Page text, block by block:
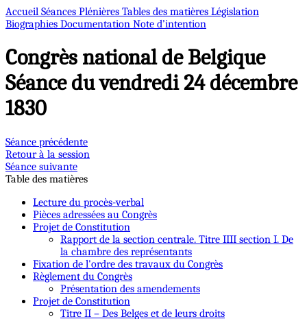
Accueil Séances Plénières Tables des matières Législation
Biographies Documentation Note d’intention
Congrès national de Belgique
Séance du vendredi 24 décembre
1830
Séance précédente
Retour à la session
Séance suivante
Table des matières
Lecture du procès-verbal
Pièces adressées au Congrès
Projet de Constitution
Rapport de la section centrale. Titre IIII section I. De
la chambre des représentants
Fixation de l'ordre des travaux du Congrès
Règlement du Congrès
Présentation des amendements
Projet de Constitution
Titre II – Des Belges et de leurs droits